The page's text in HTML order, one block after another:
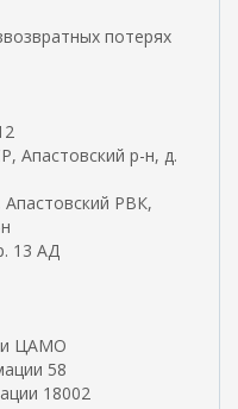
потерях
Апастовский р-н, д.
Апастовский РВК,
13 АД
ЦАМО
58
18002